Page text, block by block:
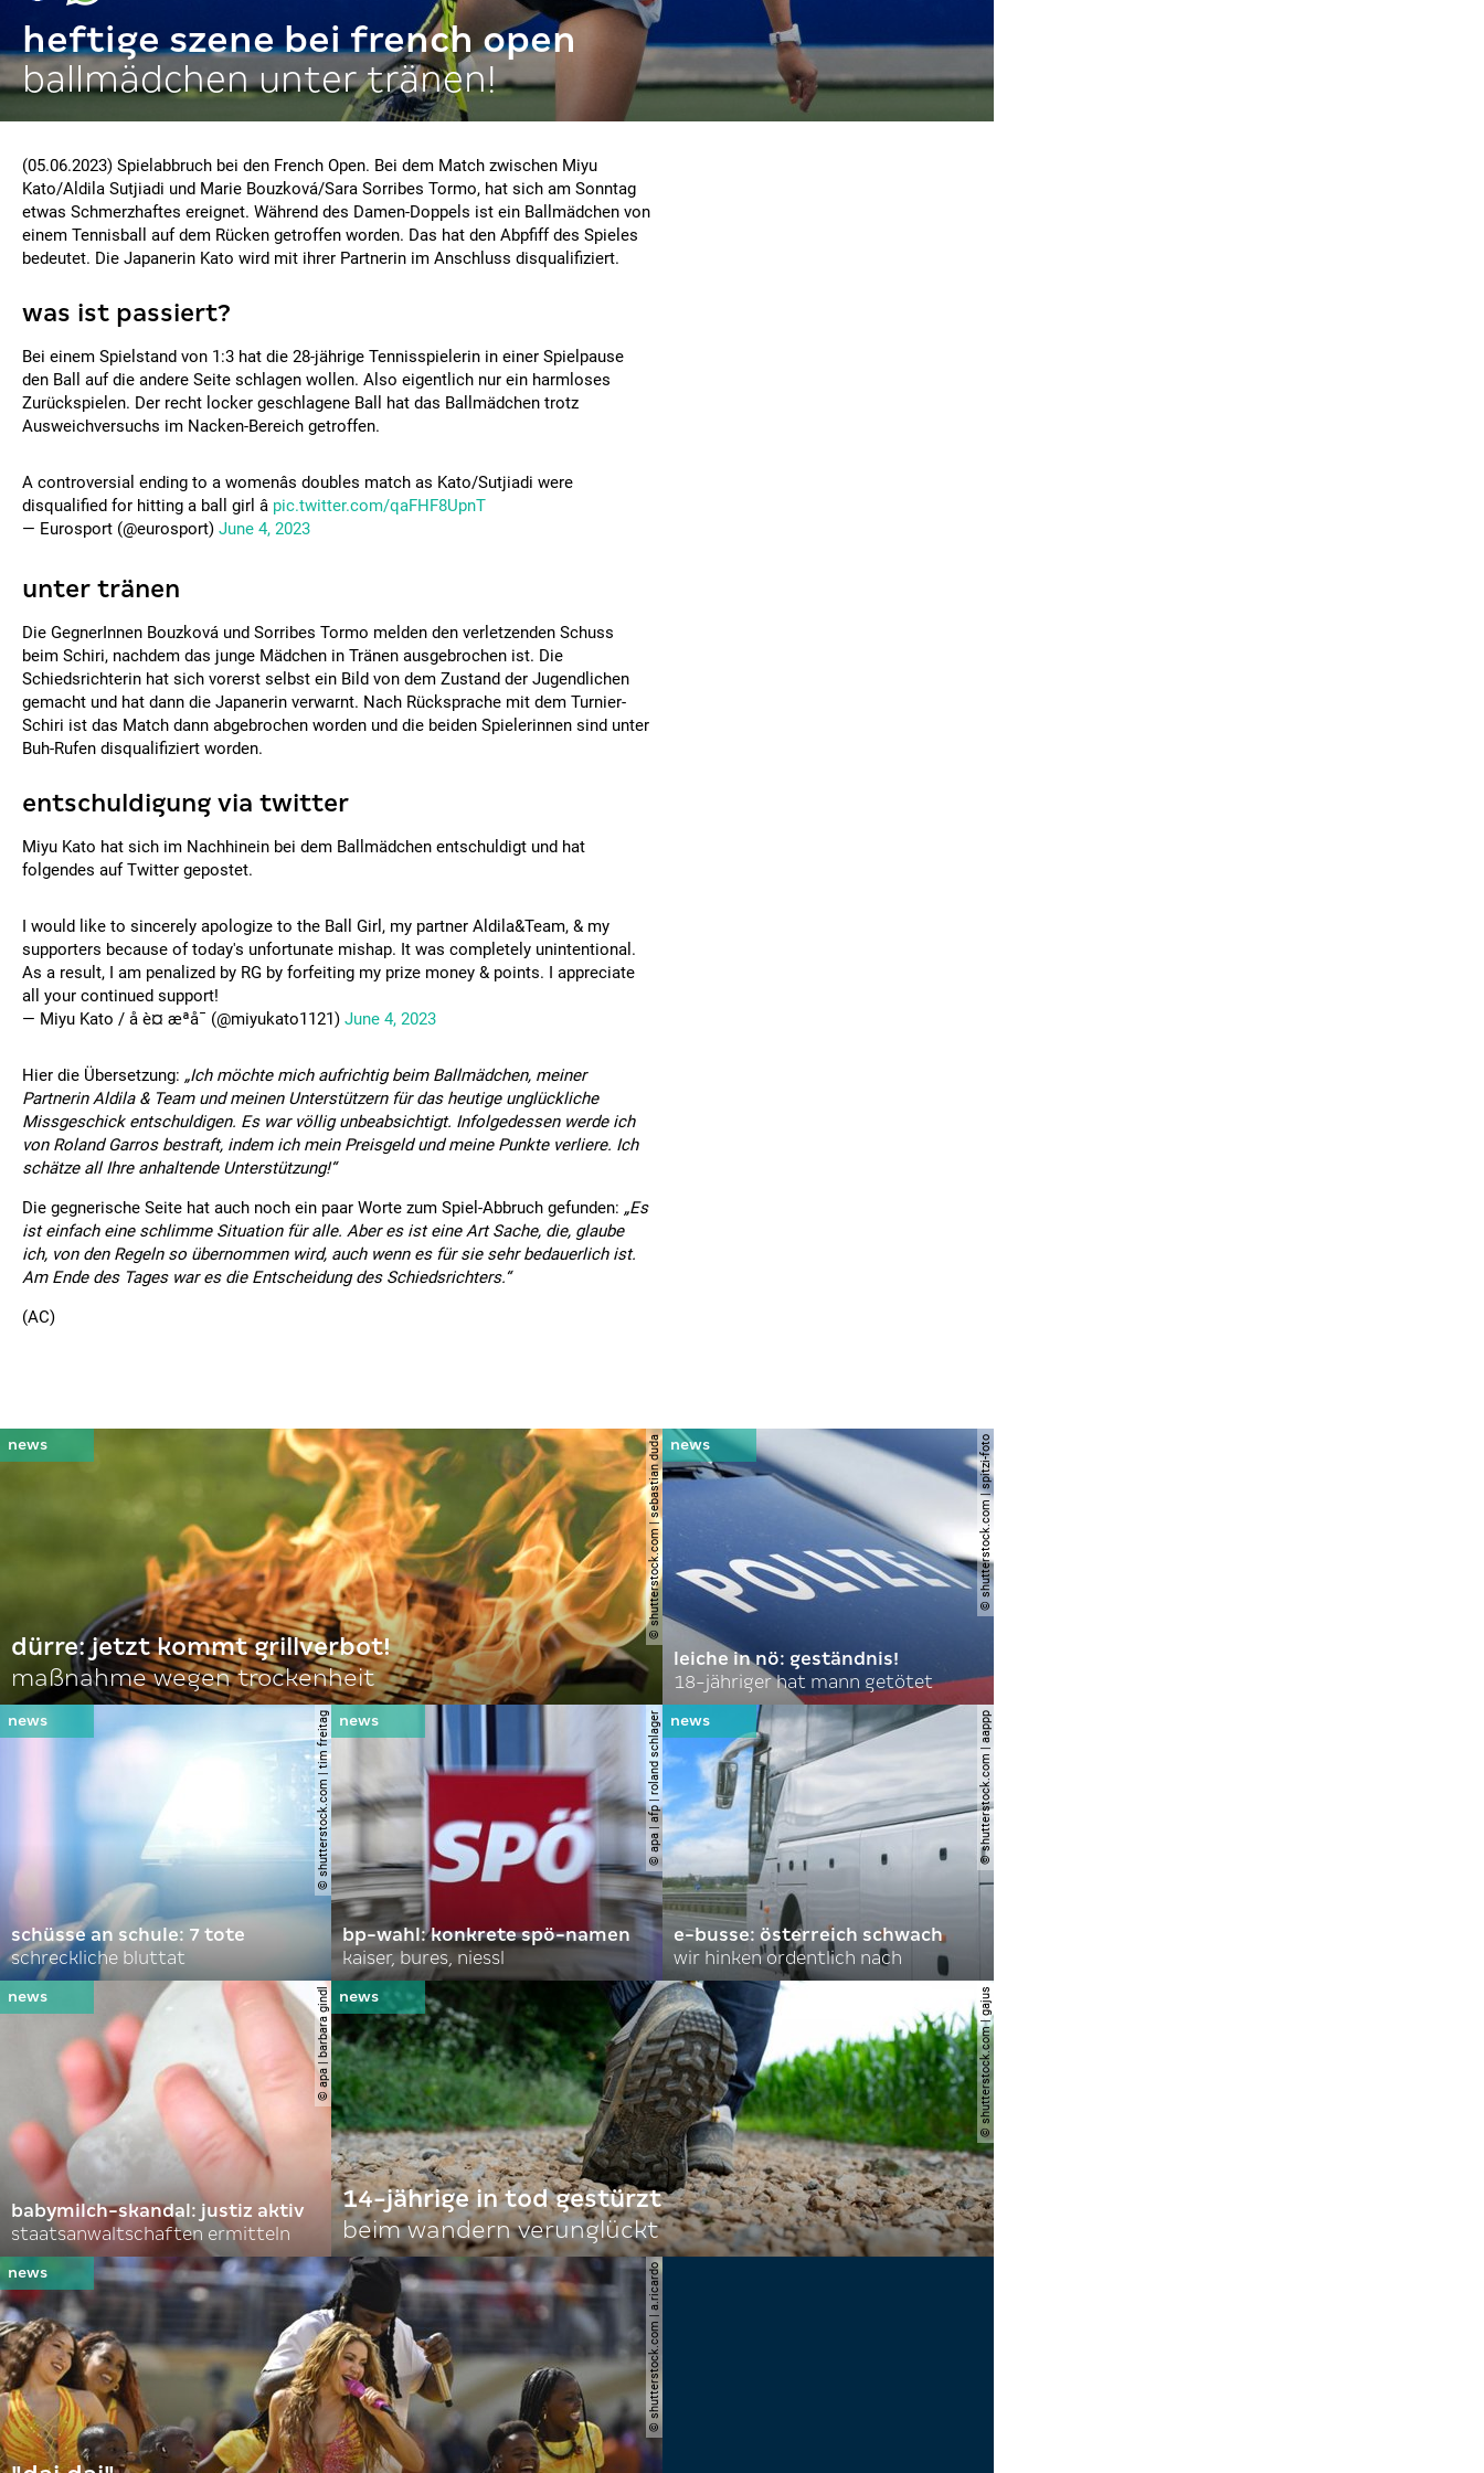
heftige szene bei french open
ballmädchen unter tränen!
(05.06.2023) Spielabbruch bei den French Open. Bei dem Match zwischen Miyu
Kato/Aldila Sutjiadi und Marie Bouzková/Sara Sorribes Tormo, hat sich am Sonntag
etwas Schmerzhaftes ereignet. Während des Damen-Doppels ist ein Ballmädchen von
einem Tennisball auf dem Rücken getroffen worden. Das hat den Abpfiff des Spieles
bedeutet. Die Japanerin Kato wird mit ihrer Partnerin im Anschluss disqualifiziert.
was ist passiert?
Bei einem Spielstand von 1:3 hat die 28-jährige Tennisspielerin in einer Spielpause
den Ball auf die andere Seite schlagen wollen. Also eigentlich nur ein harmloses
Zurückspielen. Der recht locker geschlagene Ball hat das Ballmädchen trotz
Ausweichversuchs im Nacken-Bereich getroffen.
A controversial ending to a womenâs doubles match as Kato/Sutjiadi were
disqualified for hitting a ball girl â pic.twitter.com/qaFHF8UpnT
— Eurosport (@eurosport) June 4, 2023
unter tränen
Die GegnerInnen Bouzková und Sorribes Tormo melden den verletzenden Schuss
beim Schiri, nachdem das junge Mädchen in Tränen ausgebrochen ist. Die
Schiedsrichterin hat sich vorerst selbst ein Bild von dem Zustand der Jugendlichen
gemacht und hat dann die Japanerin verwarnt. Nach Rücksprache mit dem Turnier-
Schiri ist das Match dann abgebrochen worden und die beiden Spielerinnen sind unter
Buh-Rufen disqualifiziert worden.
entschuldigung via twitter
Miyu Kato hat sich im Nachhinein bei dem Ballmädchen entschuldigt und hat
folgendes auf Twitter gepostet.
I would like to sincerely apologize to the Ball Girl, my partner Aldila&Team, & my
supporters because of today's unfortunate mishap. It was completely unintentional.
As a result, I am penalized by RG by forfeiting my prize money & points. I appreciate
all your continued support!
— Miyu Kato / å è¤ æªå¯ (@miyukato1121) June 4, 2023
Hier die Übersetzung: „Ich möchte mich aufrichtig beim Ballmädchen, meiner
Partnerin Aldila & Team und meinen Unterstützern für das heutige unglückliche
Missgeschick entschuldigen. Es war völlig unbeabsichtigt. Infolgedessen werde ich
von Roland Garros bestraft, indem ich mein Preisgeld und meine Punkte verliere. Ich
schätze all Ihre anhaltende Unterstützung!“
Die gegnerische Seite hat auch noch ein paar Worte zum Spiel-Abbruch gefunden: „Es
ist einfach eine schlimme Situation für alle. Aber es ist eine Art Sache, die, glaube
ich, von den Regeln so übernommen wird, auch wenn es für sie sehr bedauerlich ist.
Am Ende des Tages war es die Entscheidung des Schiedsrichters.“
(AC)
© shutterstock.com | sebastian duda
dürre: jetzt kommt grillverbot!
maßnahme wegen trockenheit
© shutterstock.com | spitzi-foto
leiche in nö: geständnis!
18-jähriger hat mann getötet
© shutterstock.com | tim freitag
schüsse an schule: 7 tote
schreckliche bluttat
© apa | afp | roland schlager
bp-wahl: konkrete spö-namen
kaiser, bures, niessl
© shutterstock.com | aappp
e-busse: österreich schwach
wir hinken ordentlich nach
© apa | barbara gindl
babymilch-skandal: justiz aktiv
staatsanwaltschaften ermitteln
© shutterstock.com | gajus
14-jährige in tod gestürzt
beim wandern verunglückt
© shutterstock.com | a.ricardo